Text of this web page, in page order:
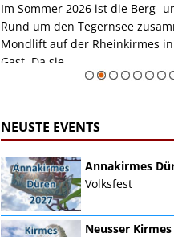
Im Sommer 2026 ist die Berg-
Rund um den Tegernsee
Mondlift auf der Rheinkirmes
Gast. Da sie ...
NEUSTE EVENTS
Annakirmes
Volksfest
Neusser Kirmes